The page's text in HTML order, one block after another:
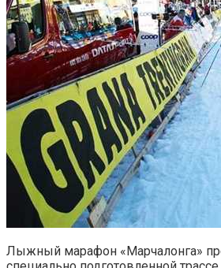
Лыжный марафон «Марчалонга»